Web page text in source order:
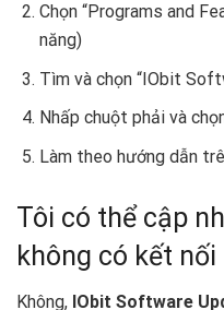
Chọn “Programs and
năng)
Tìm và chọn “IObit
Nhấp chuột phải và
Làm theo hướng dẫn
Tôi có thể cập
không có kết
Không, IObit Software